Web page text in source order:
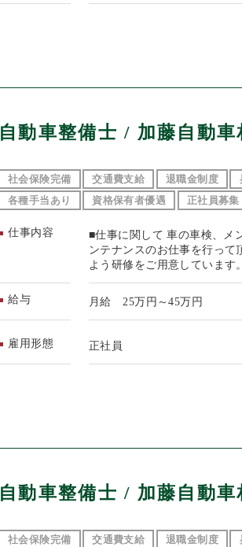
自動車整備士 / 加藤自動
社会保険完備 交通費支給 退職金制度
各種手当あり
資格保有者優遇 正社員募集
仕事内容
■仕事に関して 車の車検、メ
ンテナンスのお仕事を行って
よう研修をご用意しています
給与 月給 25万円～45万円
雇用形態 正社員
自動車整備士 / 加藤自動
社会保険完備 交通費支給 退職金制度